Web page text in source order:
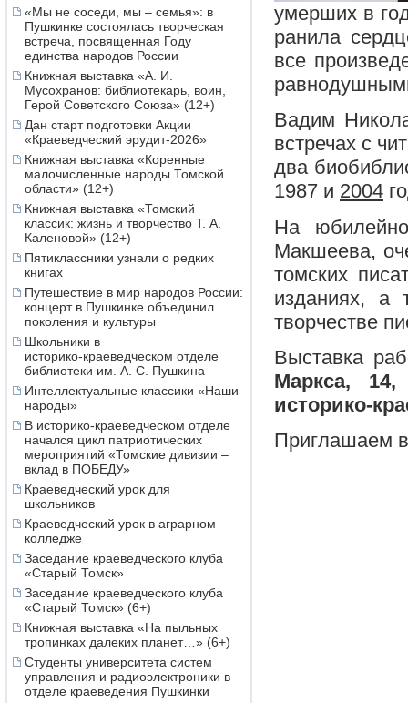
«Мы не соседи, мы – семья»: в
Пушкинке состоялась творческая
встреча, посвященная Году
единства народов России
Книжная выставка «А. И.
Мусохранов: библиотекарь, воин,
Герой Советского Союза» (12+)
Дан старт подготовки Акции
«Краеведческий эрудит-2026»
Книжная выставка «Коренные
малочисленные народы Томской
области» (12+)
Книжная выставка «Томский
классик: жизнь и творчество Т. А.
Каленовой» (12+)
Пятиклассники узнали о редких
книгах
Путешествие в мир народов России:
концерт в Пушкинке объединил
поколения и культуры
Школьники в
историко‑краеведческом отделе
библиотеки им. А. С. Пушкина
Интеллектуальные классики «Наши
народы»
В историко-краеведческом отделе
начался цикл патриотических
мероприятий «Томские дивизии –
вклад в ПОБЕДУ»
Краеведческий урок для
школьников
Краеведческий урок в аграрном
колледже
Заседание краеведческого клуба
«Старый Томск»
Заседание краеведческого клуба
«Старый Томск» (6+)
Книжная выставка «На пыльных
тропинках далеких планет…» (6+)
Студенты университета систем
управления и радиоэлектроники в
отделе краеведения Пушкинки
умерших в
ранила
все
Вадим
встречах с
два
1987 и 2004
На
Макшеева,
томских
изданиях, а
творчестве
Выставка
Маркса,
историко-
Приглашаем